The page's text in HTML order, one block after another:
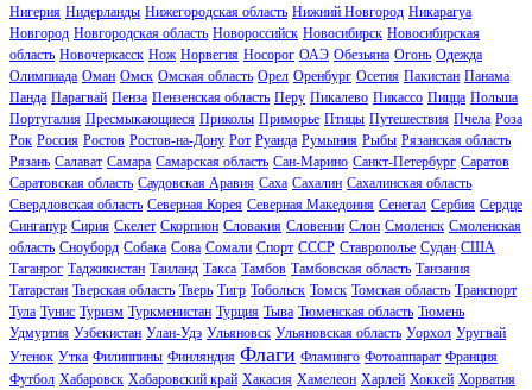
Нигерия Нидерланды Нижегородская область Нижний Новгород Никарагуа
Новгород Новгородская область Новороссийск Новосибирск Новосибирская
область Новочеркасск Нож Норвегия Носорог ОАЭ Обезьяна Огонь Одежда
Олимпиада Оман Омск Омская область Орел Оренбург Осетия Пакистан Панама
Панда Парагвай Пенза Пензенская область Перу Пикалево Пикассо Пицца Польша
Португалия Пресмыкающиеся Приколы Приморье Птицы Путешествия Пчела Роза
Рок Россия Ростов Ростов-на-Дону Рот Руанда Румыния Рыбы Рязанская область
Рязань Салават Самара Самарская область Сан-Марино Санкт-Петербург Саратов
Саратовская область Саудовская Аравия Саха Сахалин Сахалинская область
Свердловская область Северная Корея Северная Македония Сенегал Сербия Сердце
Сингапур Сирия Скелет Скорпион Словакия Словении Слон Смоленск Смоленская
область Сноуборд Собака Сова Сомали Спорт СССР Ставрополье Судан США
Таганрог Таджикистан Таиланд Такса Тамбов Тамбовская область Танзания
Татарстан Тверская область Тверь Тигр Тобольск Томск Томская область Транспорт
Тула Тунис Туризм Туркменистан Турция Тыва Тюменская область Тюмень
Удмуртия Узбекистан Улан-Удэ Ульяновск Ульяновская область Уорхол Уругвай
Утенок Утка Филиппины Финляндия Флаги Фламинго Фотоаппарат Франция
Футбол Хабаровск Хабаровский край Хакасия Хамелеон Харлей Хоккей Хорватия